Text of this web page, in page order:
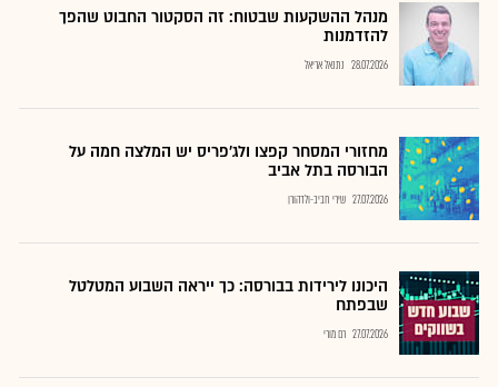
מנהל ההשקעות שבטוח: זה הסקטור החבוט שהפך
להזדמנות
28.07.2026 נתנאל אריאל
מחזורי המסחר קפצו ולג'פריס יש המלצה חמה על
הבורסה בתל אביב
27.07.2026 שירי חביב-ולדהורן
היכונו לירידות בבורסה: כך ייראה השבוע המטלטל
שבפתח
27.07.2026 רם מורי